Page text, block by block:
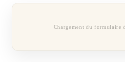
Chargement du formulaire